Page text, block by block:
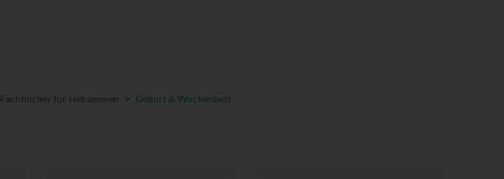
Fachbücher für Hebammen > Geburt & Wochenbett